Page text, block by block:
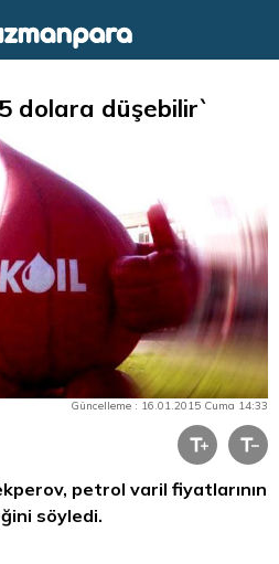
dolara düşebilir`
Güncelleme : 16.01.2015 Cuma 14:33
petrol varil fiyatlarının
söyledi.